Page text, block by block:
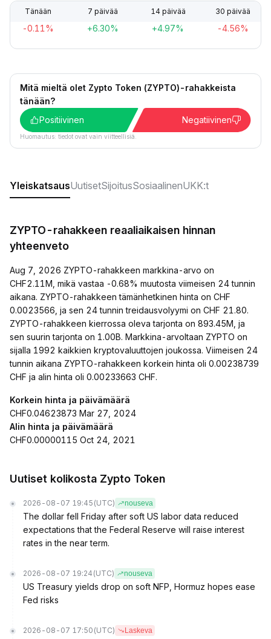
Tänään 7 päivää 14 päivää 30 päivää
-0.11% +6.30% +4.97% -4.56%
Mitä mieltä olet Zypto Token (ZYPTO)-rahakkeista
tänään?
Positiivinen
Negatiivinen
Huomautus: tiedot ovat vain viitteellisiä.
YleiskatsausUutisetSijoitusSosiaalinenUKK:t
ZYPTO-rahakkeen reaaliaikaisen hinnan
yhteenveto
Aug 7, 2026 ZYPTO-rahakkeen markkina-arvo on
CHF2.11M, mikä vastaa -0.68% muutosta viimeisen 24 tunnin
aikana. ZYPTO-rahakkeen tämänhetkinen hinta on CHF
0.0023566, ja sen 24 tunnin treidausvolyymi on CHF 21.80.
ZYPTO-rahakkeen kierrossa oleva tarjonta on 893.45M, ja
sen suurin tarjonta on 1.00B. Markkina-arvoltaan ZYPTO on
sijalla 1992 kaikkien kryptovaluuttojen joukossa. Viimeisen 24
tunnin aikana ZYPTO-rahakkeen korkein hinta oli 0.00238739
CHF ja alin hinta oli 0.00233663 CHF.
Korkein hinta ja päivämäärä
CHF0.04623873 Mar 27, 2024
Alin hinta ja päivämäärä
CHF0.00000115 Oct 24, 2021
Uutiset kolikosta Zypto Token
2026-08-07 19:45 (UTC) nouseva
The dollar fell Friday after soft US labor data reduced
expectations that the Federal Reserve will raise interest
rates in the near term.
2026-08-07 19:24 (UTC) nouseva
US Treasury yields drop on soft NFP, Hormuz hopes ease
Fed risks
2026-08-07 17:50 (UTC) Laskeva